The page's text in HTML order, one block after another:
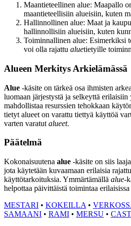
Maantieteellinen alue: Maapallo
maantieteellisiin alueisiin, kuten
Hallinnollinen alue: Maat ja
hallinnollisiin alueisiin, kuten
Toiminnallinen alue: Esimerkiksi
voi olla rajattu aluetietyille
Alueen Merkitys Arkielämässä
Alue -käsite on tärkeä osa ihmisten
luomaan järjestystä ja selkeyttä erilaisiin
mahdollistaa resurssien tehokkaan
tietyt alueet on varattu tiettyä käyttöä
varten varatut alueet.
Päätelmä
Kokonaisuutena alue -käsite on siis
jota käytetään kuvaamaan erilaisia
käyttötarkoituksia. Ymmärtämällä alue-
helpottaa päivittäistä toimintaa
MESTARI • KOKEILLA •
SAMAANI • RAMI • MERSU •